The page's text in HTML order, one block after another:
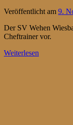
Veröffentlicht am 9.
Der SV Wehen
Cheftrainer vor.
Weiterlesen